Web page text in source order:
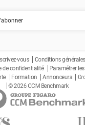
vous Conditions générales
de confidentialité Paramétrer
Formation Annonceurs
© 2026 CCM Benchmark